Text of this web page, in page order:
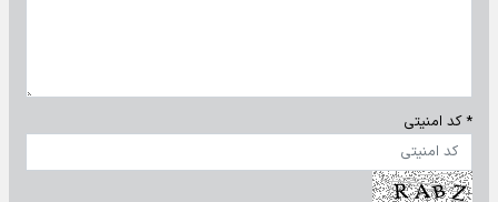
* کد امنیتی